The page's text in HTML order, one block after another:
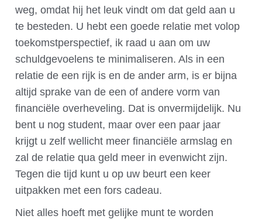
weg, omdat hij het leuk vindt om dat geld aan u
te besteden. U hebt een goede relatie met volop
toekomstperspectief, ik raad u aan om uw
schuldgevoelens te minimaliseren. Als in een
relatie de een rijk is en de ander arm, is er bijna
altijd sprake van de een of andere vorm van
financiële overheveling. Dat is onvermijdelijk. Nu
bent u nog student, maar over een paar jaar
krijgt u zelf wellicht meer financiële armslag en
zal de relatie qua geld meer in evenwicht zijn.
Tegen die tijd kunt u op uw beurt een keer
uitpakken met een fors cadeau.
Niet alles hoeft met gelijke munt te worden